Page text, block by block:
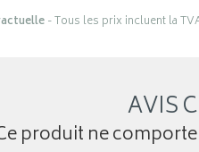
- Tous les prix incluent la
AVIS
produit ne